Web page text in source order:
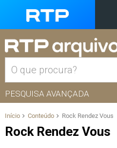
PESQUISA AVANÇADA
Início Conteúdo Rock Rendez Vous
Rock Rendez Vous